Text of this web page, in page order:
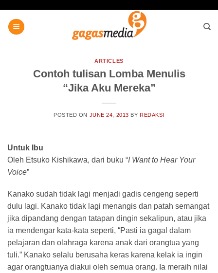
content
ARTICLES
Contoh tulisan Lomba Menulis
“Jika Aku Mereka”
POSTED ON JUNE 24, 2013 BY REDAKSI
Untuk Ibu
Oleh Etsuko Kishikawa, dari buku “I Want to Hear Your
Voice”
Kanako sudah tidak lagi menjadi gadis cengeng seperti
dulu lagi. Kanako tidak lagi menangis dan patah semangat
jika dipandang dengan tatapan dingin sekalipun, atau jika
ia mendengar kata-kata seperti, “Pasti ia gagal dalam
pelajaran dan olahraga karena anak dari orangtua yang
tuli.” Kanako selalu berusaha keras karena kelak ia ingin
agar orangtuanya diakui oleh semua orang. Ia meraih nilai